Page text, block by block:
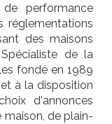
performance
réglementations
des maisons
de la
fondé en 1989
à la disposition
d'annonces
maison, de plain-